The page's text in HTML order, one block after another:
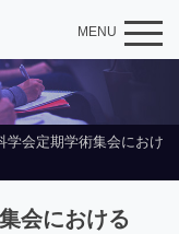
MENU
会定期学術集会におけ
会における